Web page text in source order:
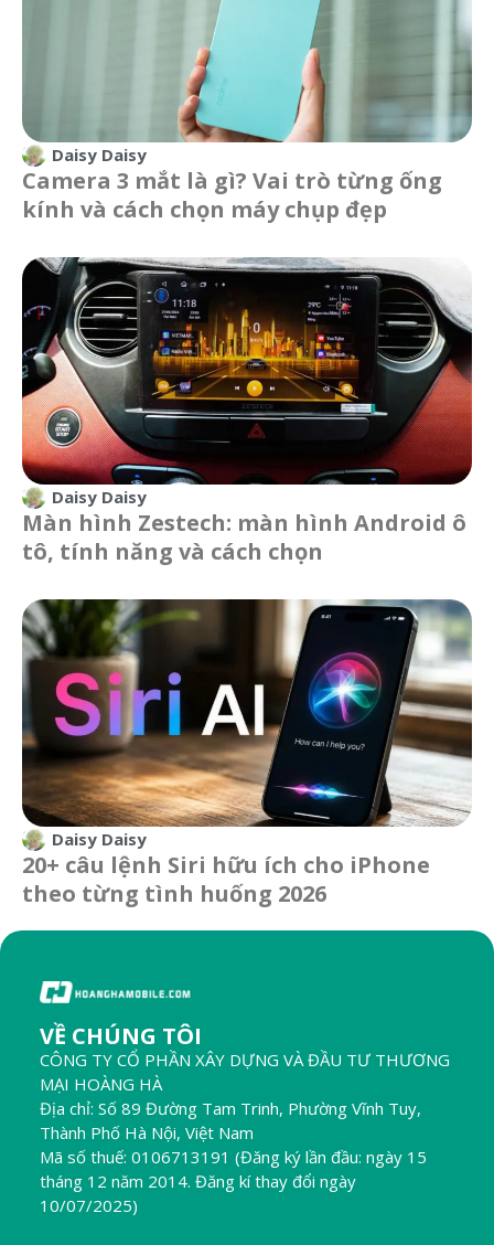
Daisy Daisy
Camera 3 mắt là gì? Vai trò từng ống
kính và cách chọn máy chụp đẹp
Daisy Daisy
Màn hình Zestech: màn hình Android ô
tô, tính năng và cách chọn
Daisy Daisy
20+ câu lệnh Siri hữu ích cho iPhone
theo từng tình huống 2026
VỀ CHÚNG TÔI
CÔNG TY CỔ PHẦN XÂY DỰNG VÀ ĐẦU TƯ THƯƠNG
MẠI HOÀNG HÀ
Địa chỉ: Số 89 Đường Tam Trinh, Phường Vĩnh Tuy,
Thành Phố Hà Nội, Việt Nam
Mã số thuế: 0106713191 (Đăng ký lần đầu: ngày 15
tháng 12 năm 2014. Đăng kí thay đổi ngày
10/07/2025)